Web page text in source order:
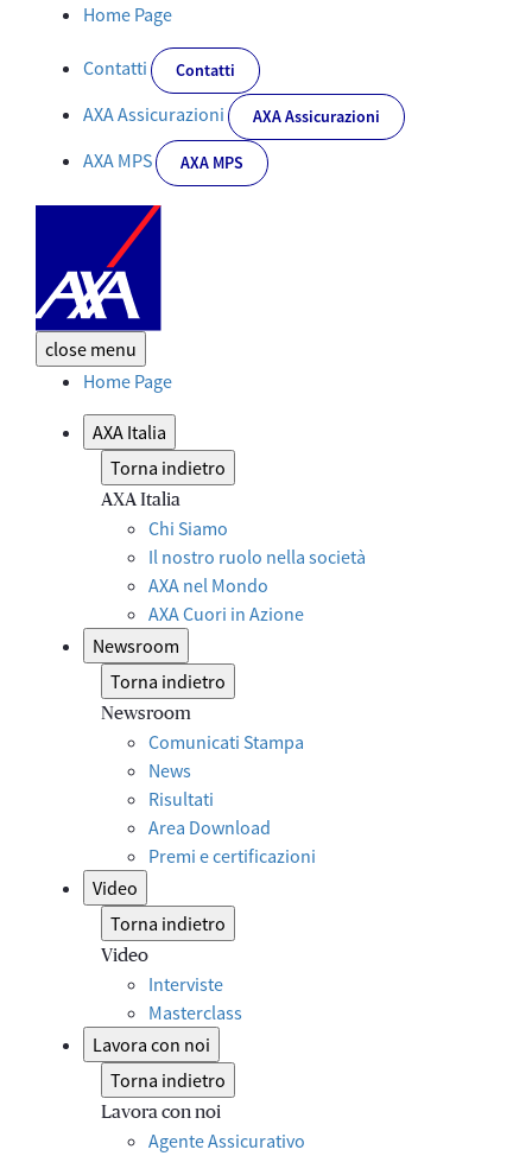
CR Week - Eventi - Corporate
Home Page
Contatti Contatti
AXA Assicurazioni AXA Assicurazioni
AXA MPS AXA MPS
close menu
Home Page
AXA Italia
Torna indietro
AXA Italia
Chi Siamo
Il nostro ruolo nella società
AXA nel Mondo
AXA Cuori in Azione
Newsroom
Torna indietro
Newsroom
Comunicati Stampa
News
Risultati
Area Download
Premi e certificazioni
Video
Torna indietro
Video
Interviste
Masterclass
Lavora con noi
Torna indietro
Lavora con noi
Agente Assicurativo